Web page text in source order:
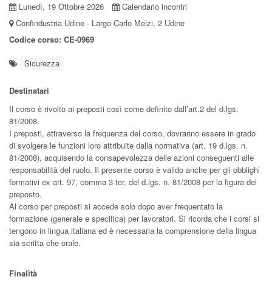
Lunedì, 19 Ottobre 2026
Calendario incontri
Confindustria Udine - Largo Carlo Melzi, 2 Udine
Codice corso: CE-0969
Sicurezza
Destinatari
Il corso è rivolto ai preposti così come definito dall’art.2 del d.lgs.
81/2008.
I preposti, attraverso la frequenza del corso, dovranno essere in grado
di svolgere le funzioni loro attribuite dalla normativa (art. 19 d.lgs. n.
81/2008), acquisendo la consapevolezza delle azioni conseguenti alle
responsabilità del ruolo. Il presente corso è valido anche per gli obblighi
formativi ex art. 97, comma 3 ter, del d.lgs. n. 81/2008 per la figura del
preposto.
Al corso per preposti si accede solo dopo aver frequentato la
formazione (generale e specifica) per lavoratori. Si ricorda che i corsi si
tengono in lingua italiana ed è necessaria la comprensione della lingua
sia scritta che orale.
Finalità